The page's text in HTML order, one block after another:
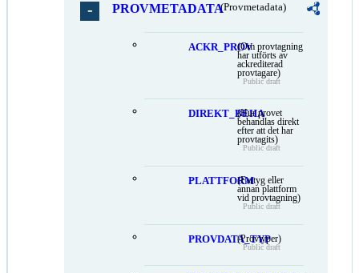
PROVMETADATA(Provmetadata)
ACKR_PROV(Om provtagning
har utförts av
ackrediterad
provtagare)
Public draft
DIREKT_BEHA
(Hur provet
behandlas direkt
efter att det har
provtagits)
Public draft
PLATTFORM(Fartyg eller
annan plattform
vid provtagning)
Public draft
PROVDATA_TYP
(Provtyper)
Public draft